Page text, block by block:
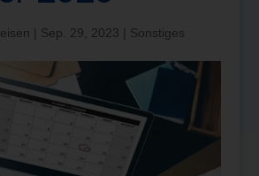
Sep. 29, 2023 Sonstiges